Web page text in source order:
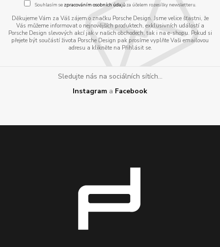
Souhlasím se zpracováním osobních údajůza účelem rozesílky newsletteru.
Děkujeme Vám za Váš zájem o značku Porsche Design. Jsme velice šťastni, že
Vás můžeme informovat o nejnovějších produktech, exklusivních událostí a
Porsche Design slevových akcí jak v našich obchodech, tak i na e-shopu. Pokud si
přejete být součástí života Porsche Design pak prosíme vyplňte Vaši emailovou
adresu a klikněte na Přihlásit se.
Sledujte nás na sociálních sítích...
Instagram a Facebook